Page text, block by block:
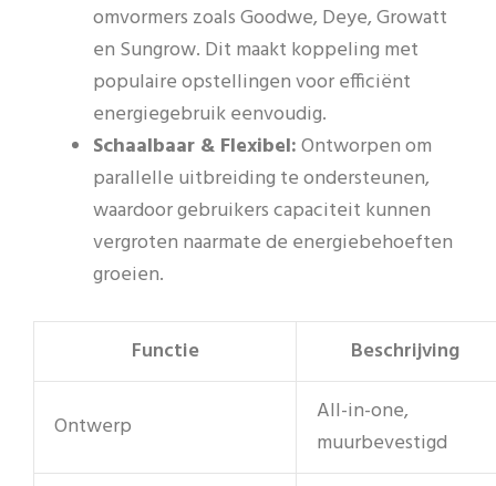
omvormers zoals Goodwe, Deye, Growatt
en Sungrow. Dit maakt koppeling met
populaire opstellingen voor efficiënt
energiegebruik eenvoudig.
Schaalbaar & Flexibel:Ontworpen om
parallelle uitbreiding te ondersteunen,
waardoor gebruikers capaciteit kunnen
vergroten naarmate de energiebehoeften
groeien.
Functie Beschrijving
Ontwerp
All-in-one,
muurbevestigd